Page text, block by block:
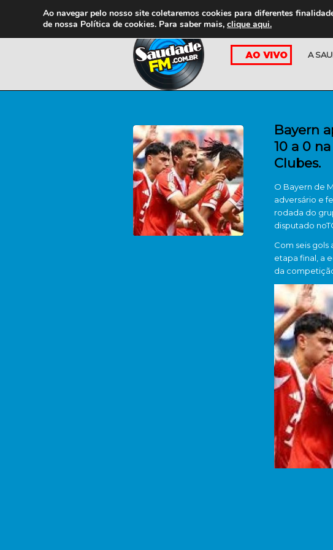
A
Bayern
10 a 0
Clubes.
O Bayern de
adversário e
rodada do
disputado
Com seis
etapa final, a
da
Ao navegar pelo nosso site coletaremos cookies para diferentes
de nossa Política de cookies. Para saber mais, clique aqui.